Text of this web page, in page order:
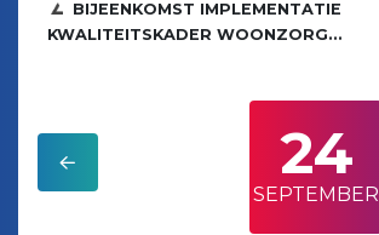
BIJEENKOMST IMPLEMENTATIE
KWALITEITSKADER WOONZORG...
24
SEPTEMBER